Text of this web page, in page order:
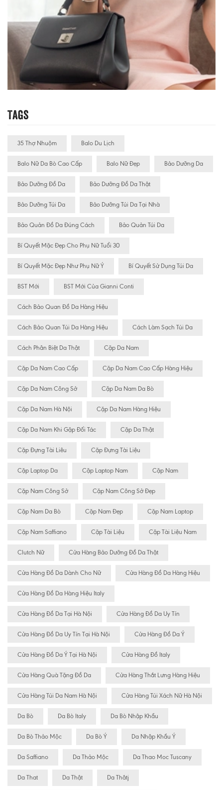
Tags
35 Thợ Nhuộm Balo Du Lịch
Balo Nữ Da Bò Cao Cấp Balo Nữ Đẹp Bảo Dưỡng Da
Bảo Dưỡng Đồ Da Bảo Dưỡng Đồ Da Thật
Bảo Dưỡng Túi Da Bảo Dưỡng Túi Da Tại Nhà
Bảo Quản Đồ Da Đúng Cách Bảo Quản Túi Da
Bí Quyết Mặc Đẹp Cho Phụ Nữ Tuổi 30
Bí Quyết Mặc Đẹp Như Phụ Nữ Ý Bí Quyết Sử Dụng Túi Da
BST Mới BST Mới Của Gianni Conti
Cách Bảo Quan Đồ Da Hàng Hiệu
Cách Bảo Quan Túi Da Hàng Hiệu Cách Làm Sạch Túi Da
Cách Phân Biệt Da Thật Cặp Da Nam
Cặp Da Nam Cao Cấp Cặp Da Nam Cao Cấp Hàng Hiệu
Cặp Da Nam Công Sở Cặp Da Nam Da Bò
Cặp Da Nam Hà Nội Cặp Da Nam Hàng Hiệu
Cặp Da Nam Khi Gặp Đối Tác Cặp Da Thật
Cặp Đựng Tài Liêu Cặp Đựng Tài Liệu
Cặp Laptop Da Cặp Laptop Nam Cặp Nam
Cặp Nam Công Sở Cặp Nam Công Sở Đẹp
Cặp Nam Da Bò Cặp Nam Đẹp Cặp Nam Laptop
Cặp Nam Saffiano Cặp Tài Liệu Cặp Tài Liệu Nam
Clutch Nữ Cửa Hàng Bảo Dưỡng Đồ Da Thật
Cửa Hàng Đồ Da Dành Cho Nữ Cửa Hàng Đồ Da Hàng Hiệu
Cửa Hàng Đồ Da Hàng Hiệu Italy
Cửa Hàng Đồ Da Tại Hà Nội Cửa Hàng Đồ Da Uy Tín
Cửa Hàng Đồ Da Uy Tín Tại Hà Nội Cửa Hàng Đồ Da Ý
Cửa Hàng Đồ Da Ý Tại Hà Nội Cửa Hàng Đồ Italy
Cửa Hàng Quà Tặng Đồ Da Cửa Hàng Thắt Lưng Hàng Hiệu
Cửa Hàng Túi Da Nam Hà Nội Cửa Hàng Túi Xách Nữ Hà Nội
Da Bò Da Bò Italy Da Bò Nhập Khẩu
Da Bò Thảo Mộc Da Bò Ý Da Nhập Khẩu Ý
Da Saffiano Da Thảo Mộc Da Thao Moc Tuscany
Da That Da Thật Da Thâtj